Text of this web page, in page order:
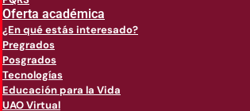
Oferta académica
¿En qué estás interesado?
Pregrados
Posgrados
Tecnologías
Educación para la Vida
UAO Virtual